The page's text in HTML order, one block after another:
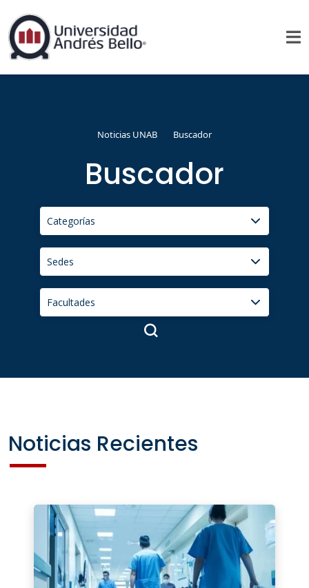
Noticias UNAB Buscador
Buscador
Noticias Recientes